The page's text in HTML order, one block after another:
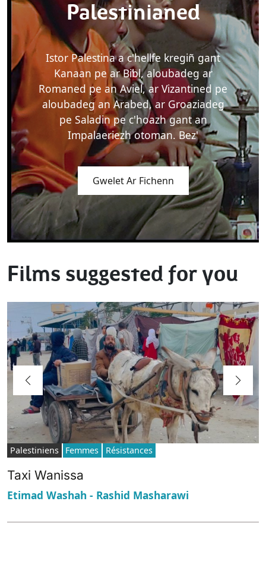
Palestinianed
Istor Palestina a c'hellfe kregiñ gant
Kanaan pe ar Bibl, aloubadeg ar
Romaned pe an Aviel, ar Vizantined pe
aloubadeg an Arabed, ar Groaziadeg
pe Saladin pe c'hoazh gant an
Impalaeriezh otoman. Bez'
Gwelet Ar Fichenn
Films suggested for you
Palestiniens Femmes Résistances
Taxi Wanissa
Etimad Washah - Rashid Masharawi